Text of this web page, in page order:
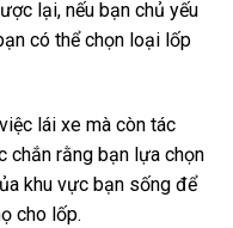
lại, nếu bạn chủ yếu
có thể chọn loại lốp
lái xe mà còn tác
chắn rằng bạn lựa chọn
khu vực bạn sống để
cho lốp.